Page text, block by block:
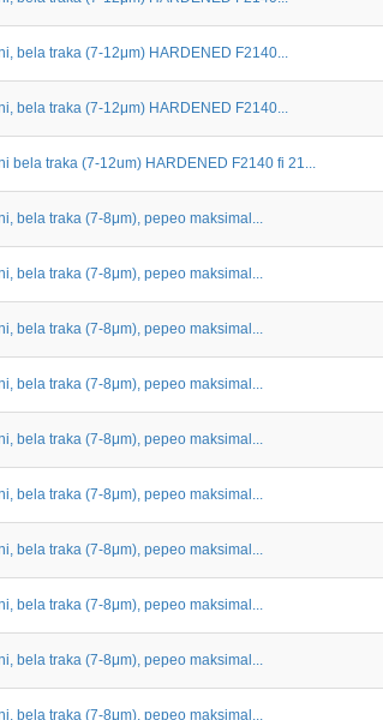
bela traka (7-12μm) HARDENED F2140...
bela traka (7-12μm) HARDENED F2140...
bela traka (7-12um) HARDENED F2140 fi 21...
bela traka (7-8μm), pepeo maksimal...
bela traka (7-8μm), pepeo maksimal...
bela traka (7-8μm), pepeo maksimal...
bela traka (7-8μm), pepeo maksimal...
bela traka (7-8μm), pepeo maksimal...
bela traka (7-8μm), pepeo maksimal...
bela traka (7-8μm), pepeo maksimal...
bela traka (7-8μm), pepeo maksimal...
bela traka (7-8μm), pepeo maksimal...
bela traka (7-8μm), pepeo maksimal...